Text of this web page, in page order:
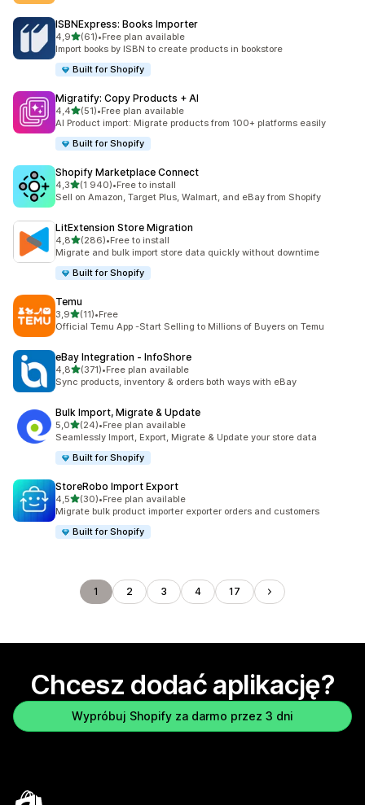
ISBNExpress: Books Importer
4,9na 5 gwiazdek
(61)
Łączna liczba recenzji: 61
•Free plan available
Import books by ISBN to create products in bookstore
Built for Shopify
Migratify: Copy Products + AI
4,4na 5 gwiazdek
(51)
Łączna liczba recenzji: 51
•Free plan available
AI Product import: Migrate products from 100+ platforms easily
Built for Shopify
Shopify Marketplace Connect
4,3na 5 gwiazdek
(1 940)
Łączna liczba recenzji: 1940
•Free to install
Sell on Amazon, Target Plus, Walmart, and eBay from Shopify
LitExtension Store Migration
4,8na 5 gwiazdek
(286)
Łączna liczba recenzji: 286
•Free to install
Migrate and bulk import store data quickly without downtime
Built for Shopify
Temu
3,9na 5 gwiazdek
(11)
Łączna liczba recenzji: 11
•Free
Official Temu App -Start Selling to Millions of Buyers on Temu
eBay Integration ‑ InfoShore
4,8na 5 gwiazdek
(371)
Łączna liczba recenzji: 371
•Free plan available
Sync products, inventory & orders both ways with eBay
Bulk Import, Migrate & Update
5,0na 5 gwiazdek
(24)
Łączna liczba recenzji: 24
•Free plan available
Seamlessly Import, Export, Migrate & Update your store data
Built for Shopify
StoreRobo Import Export
4,5na 5 gwiazdek
(30)
Łączna liczba recenzji: 30
•Free plan available
Migrate bulk product importer exporter orders and customers
Built for Shopify
1 2 3 4 17
Chcesz dodać aplikację?
Wypróbuj Shopify za darmo przez 3 dni